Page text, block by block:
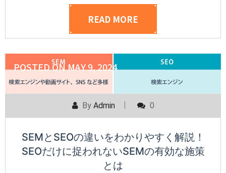
READ MORE
POSTED ONMAY 9, 2024
By Admin 0
SEMとSEOの違いをわかりやすく解説！
SEOだけに捉われないSEMの有効な施策
とは